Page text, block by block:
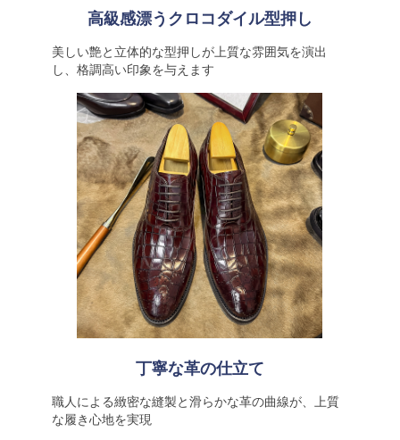
高級感漂うクロコダイル型押し
美しい艶と立体的な型押しが上質な雰囲気を演出
し、格調高い印象を与えます
丁寧な革の仕立て
職人による緻密な縫製と滑らかな革の曲線が、上質
な履き心地を実現